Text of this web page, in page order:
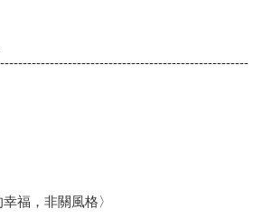
福，非關風格〉